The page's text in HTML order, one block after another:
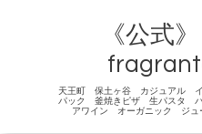
《公式
天王町 保土ヶ谷 カジュアル
パック 釜焼きピザ 生パスタ
アワイン オーガニック ジ